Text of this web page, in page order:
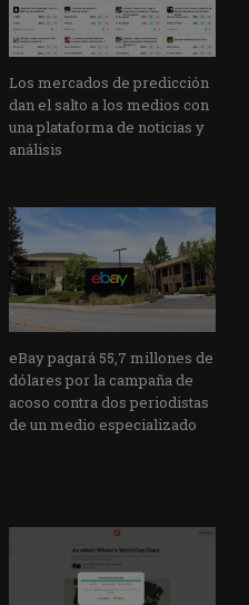
Los mercados de predicción
dan el salto a los medios con
una plataforma de noticias y
análisis
eBay pagará 55,7 millones de
dólares por la campaña de
acoso contra dos periodistas
de un medio especializado